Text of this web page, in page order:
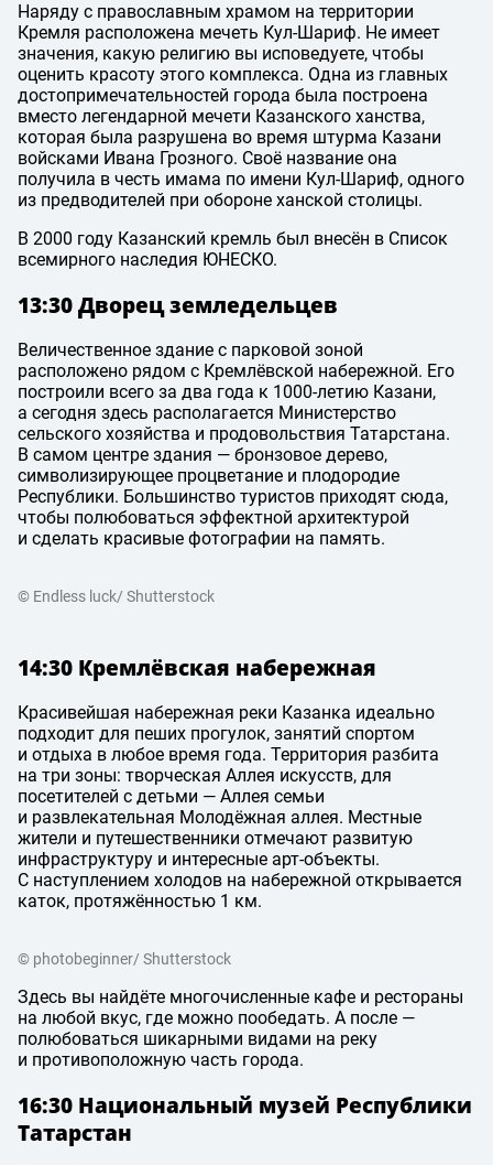
Наряду с православным храмом на территории
Кремля расположена мечеть Кул-Шариф. Не имеет
значения, какую религию вы исповедуете, чтобы
оценить красоту этого комплекса. Одна из главных
достопримечательностей города была построена
вместо легендарной мечети Казанского ханства,
которая была разрушена во время штурма Казани
войсками Ивана Грозного. Своё название она
получила в честь имама по имени Кул-Шариф, одного
из предводителей при обороне ханской столицы.
В 2000 году Казанский кремль был внесён в Список
всемирного наследия ЮНЕСКО.
13:30 Дворец земледельцев
Величественное здание с парковой зоной
расположено рядом с Кремлёвской набережной. Его
построили всего за два года к 1000-летию Казани,
а сегодня здесь располагается Министерство
сельского хозяйства и продовольствия Татарстана.
В самом центре здания — бронзовое дерево,
символизирующее процветание и плодородие
Республики. Большинство туристов приходят сюда,
чтобы полюбоваться эффектной архитектурой
и сделать красивые фотографии на память.
© Endless luck/ Shutterstock
14:30 Кремлёвская набережная
Красивейшая набережная реки Казанка идеально
подходит для пеших прогулок, занятий спортом
и отдыха в любое время года. Территория разбита
на три зоны: творческая Аллея искусств, для
посетителей с детьми — Аллея семьи
и развлекательная Молодёжная аллея. Местные
жители и путешественники отмечают развитую
инфраструктуру и интересные арт-объекты.
С наступлением холодов на набережной открывается
каток, протяжённостью 1 км.
© photobeginner/ Shutterstock
Здесь вы найдёте многочисленные кафе и рестораны
на любой вкус, где можно пообедать. А после —
полюбоваться шикарными видами на реку
и противоположную часть города.
16:30 Национальный музей Республики
Татарстан